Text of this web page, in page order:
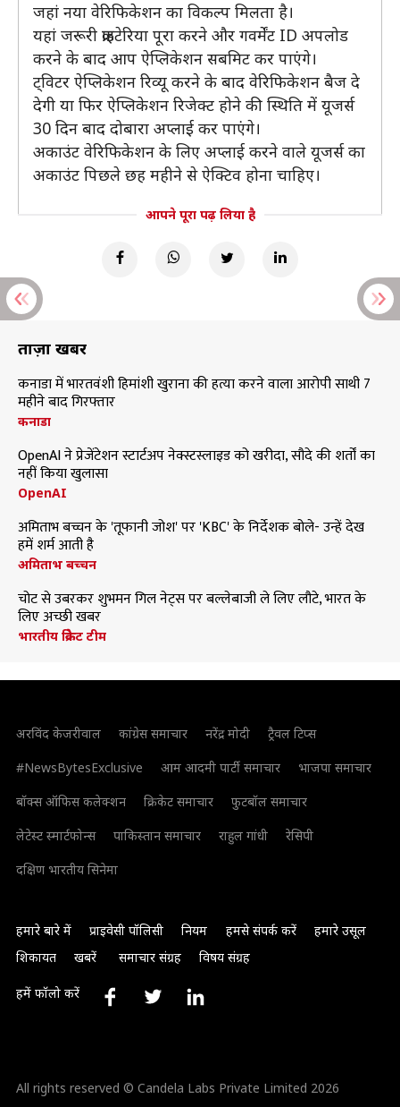
जहां नया वेरिफिकेशन का विकल्प मिलता है।
यहां जरूरी क्राइटेरिया पूरा करने और गवर्मेंट ID अपलोड
करने के बाद आप ऐप्लिकेशन सबमिट कर पाएंगे।
ट्विटर ऐप्लिकेशन रिव्यू करने के बाद वेरिफिकेशन बैज दे
देगी या फिर ऐप्लिकेशन रिजेक्ट होने की स्थिति में यूजर्स
30 दिन बाद दोबारा अप्लाई कर पाएंगे।
अकाउंट वेरिफिकेशन के लिए अप्लाई करने वाले यूजर्स का
अकाउंट पिछले छह महीने से ऐक्टिव होना चाहिए।
आपने पूरा पढ़ लिया है
ताज़ा खबरें
कनाडा में भारतवंशी हिमांशी खुराना की हत्या करने वाला आरोपी साथी 7
महीने बाद गिरफ्तार
कनाडा
OpenAI ने प्रेजेंटेशन स्टार्टअप नेक्स्टस्लाइड को खरीदा, सौदे की शर्तों का
नहीं किया खुलासा
OpenAI
अमिताभ बच्चन के 'तूफानी जोश' पर 'KBC' के निर्देशक बोले- उन्हें देख
हमें शर्म आती है
अमिताभ बच्चन
चोट से उबरकर शुभमन गिल नेट्स पर बल्लेबाजी ले लिए लौटे, भारत के
लिए अच्छी खबर
भारतीय क्रिकेट टीम
अरविंद केजरीवाल कांग्रेस समाचार नरेंद्र मोदी
ट्रैवल टिप्स
#NewsBytesExclusive
आम आदमी पार्टी समाचार
भाजपा समाचार
बॉक्स ऑफिस कलेक्शन
क्रिकेट समाचार
फुटबॉल समाचार
लेटेस्ट स्मार्टफोन्स
पाकिस्तान समाचार राहुल गांधी
रेसिपी
दक्षिण भारतीय सिनेमा
हमारे बारे में प्राइवेसी पॉलिसी नियम हमसे संपर्क करें
हमारे उसूल
शिकायत
खबरें समाचार संग्रह विषय संग्रह
हमें फॉलो करें
All rights reserved © Candela Labs Private Limited 2026